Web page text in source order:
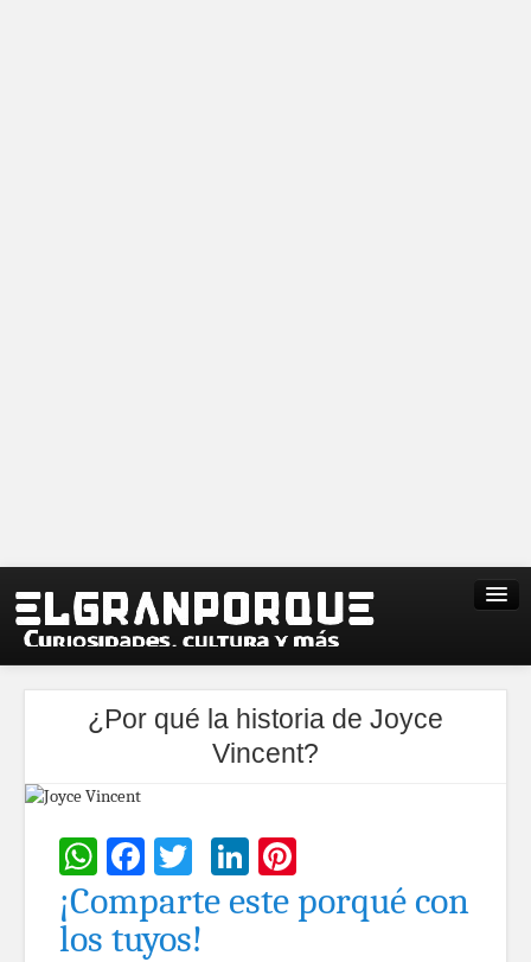
¿Por qué la historia de Joyce
Vincent?
WhatsApp
Facebook
TwitterLinkedIn
¡Comparte este porqué con
los tuyos!